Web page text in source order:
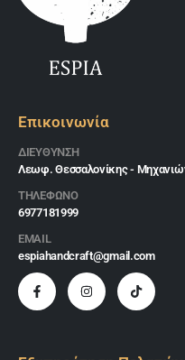
Επικοινωνία
ΔΙΕΎΘΥΝΣΗ
Λεωφ. Θεσσαλονίκης -
ΤΗΛΕΦΩΝΟ
6977181999
EMAIL
espiahandcraft@gmail.com